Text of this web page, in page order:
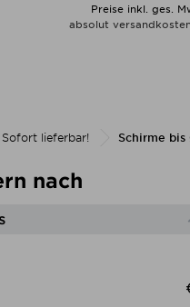
Preise inkl. ges.
absolut
Sofort lieferbar! Schirme
nach
von